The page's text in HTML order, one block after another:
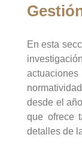
En esta
desde el
que ofrece
detalles de